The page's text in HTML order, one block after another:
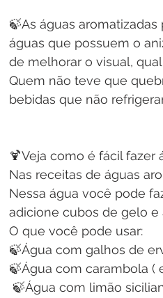
🍃As águas
águas que possuem o
de melhorar o visual,
Quem não teve que
bebidas que não
🍹Veja como é fácil fazer
Nas receitas de águas
Nessa água você pode
adicione cubos de gelo e
O que você pode usar:
🍃Água com galhos de
🍃Água com carambola (